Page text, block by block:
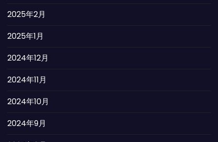
2025年2月
2025年1月
2024年12月
2024年11月
2024年10月
2024年9月